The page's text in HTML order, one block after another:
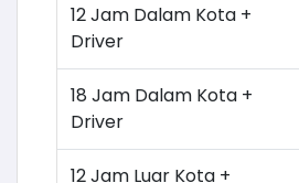
12 Jam Dalam Kota +
Driver
18 Jam Dalam Kota +
Driver
12 Jam Luar Kota +